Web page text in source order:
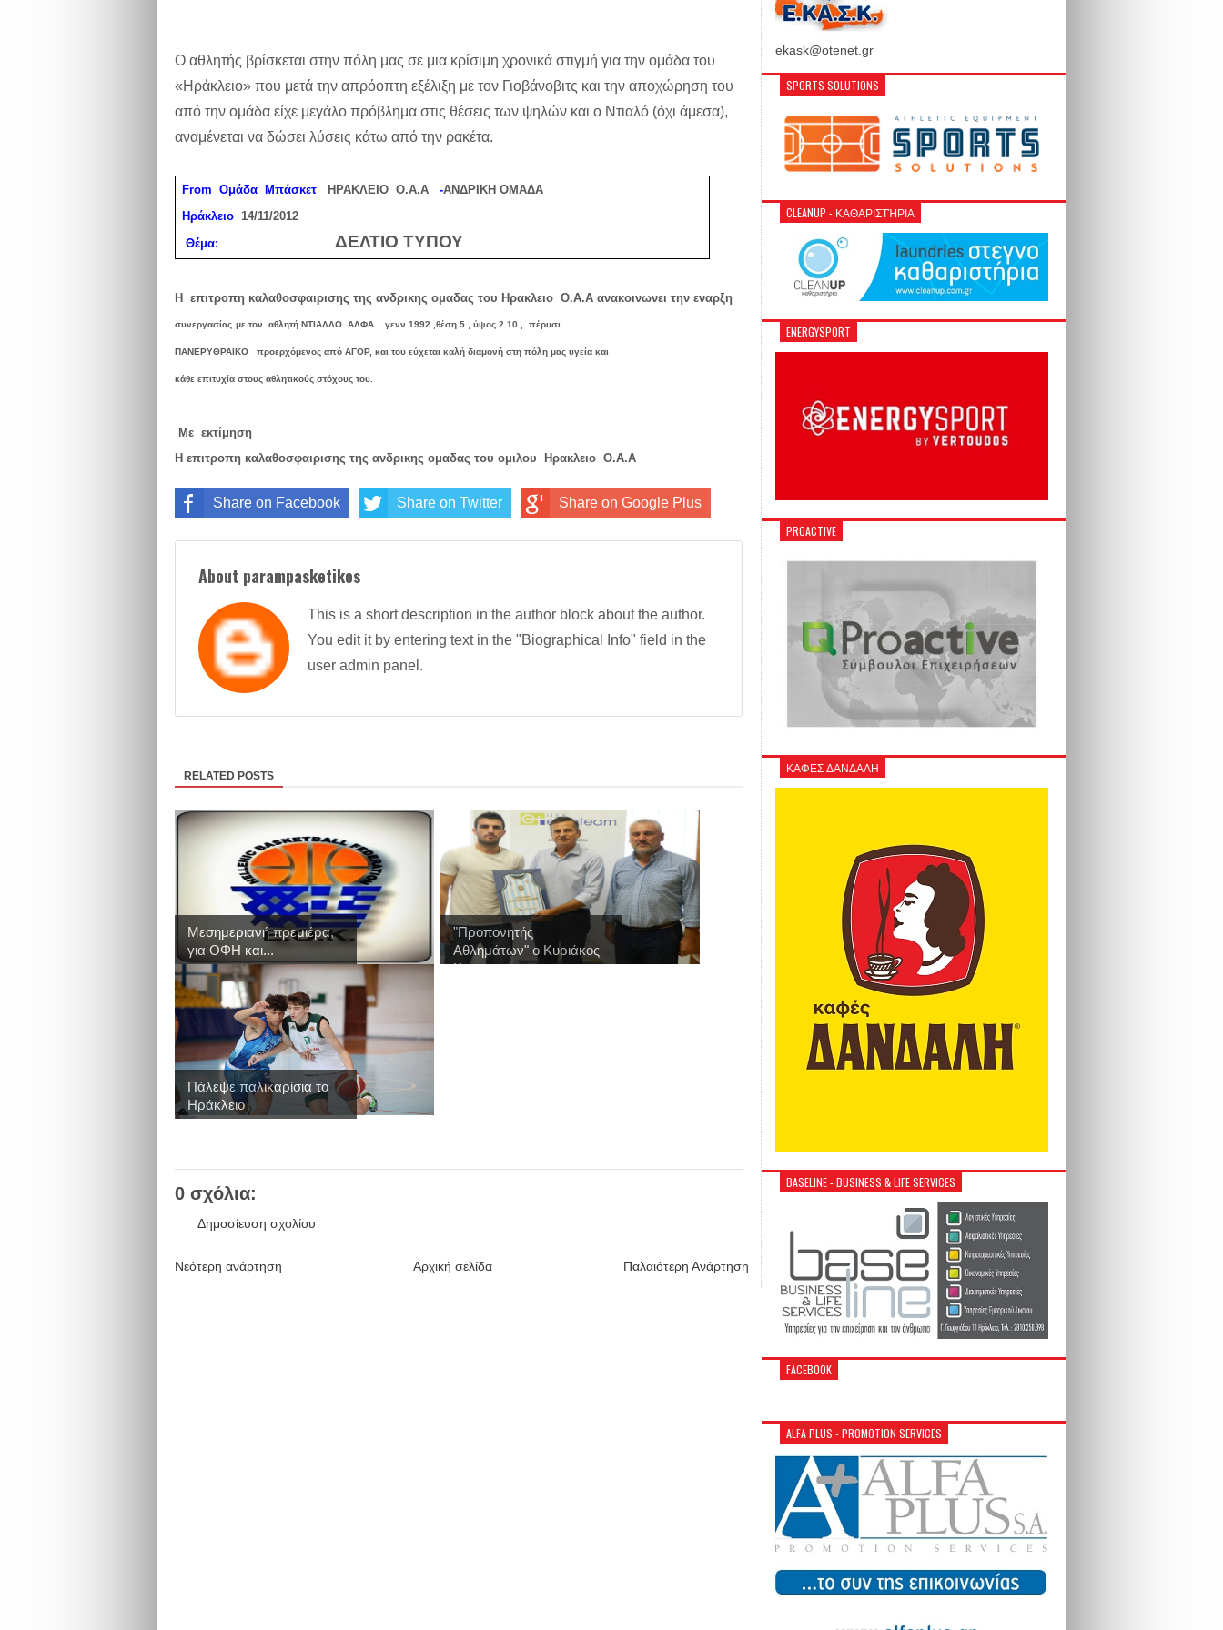
Ο αθλητής βρίσκεται στην πόλη μας σε μια κρίσιμη χρονικά στιγμή για την ομάδα του
«Ηράκλειο» που μετά την απρόοπτη εξέλιξη με τον Γιοβάνοβιτς και την αποχώρηση του
από την ομάδα είχε μεγάλο πρόβλημα στις θέσεις των ψηλών και ο Ντιαλό (όχι άμεσα),
αναμένεται να δώσει λύσεις κάτω από την ρακέτα.
From Ομάδα Μπάσκετ ΗΡΑΚΛΕΙΟ Ο.Α.Α-ΑΝΔΡΙΚΗ ΟΜΑΔΑ
Ηράκλειο14/11/2012
Θέμα: ΔΕΛΤΙΟ ΤΥΠΟΥ
Η επιτροπη καλαθοσφαιρισης της ανδρικης ομαδας του Ηρακλειο Ο.Α.Α ανακοινωνει την εναρξη
συνεργασίας με τον αθλητή ΝΤΙΑΛΛΟ ΑΛΦΑ γενν.1992 ,θέση 5 , ύψος 2.10 , πέρυσι
ΠΑΝΕΡΥΘΡΑΙΚΟ προερχόμενος από ΑΓΟΡ, και του εύχεται καλή διαμονή στη πόλη μας υγεία και
κάθε επιτυχία στους αθλητικούς στόχους του.
Με εκτίμηση
Η επιτροπη καλαθοσφαιρισης της ανδρικης ομαδας του ομιλου Ηρακλειο Ο.Α.Α
Share on Facebook Share on Twitter Share on Google Plus
About parampasketikos
This is a short description in the author block about the author.
You edit it by entering text in the "Biographical Info" field in the
user admin panel.
RELATED POSTS
Μεσημεριανή πρεμιέρα,
για ΟΦΗ και...
"Προπονητής
Αθλημάτων" ο Κυριάκος
Κ...
Πάλεψε παλικαρίσια το
Ηράκλειο
0 σχόλια:
Δημοσίευση σχολίου
Νεότερη ανάρτηση Παλαιότερη Ανάρτηση
Αρχική σελίδα
ekask@otenet.gr
SPORTS SOLUTIONS
CLEANUP - ΚΑΘΑΡΙΣΤΉΡΙΑ
ENERGYSPORT
PROACTIVE
ΚΑΦΕΣ ΔΑΝΔΑΛΗ
BASELINE - BUSINESS & LIFE SERVICES
FACEBOOK
ALFA PLUS - PROMOTION SERVICES